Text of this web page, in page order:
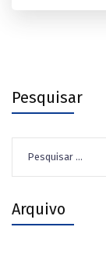
Pesquisar
por:
Arquivo